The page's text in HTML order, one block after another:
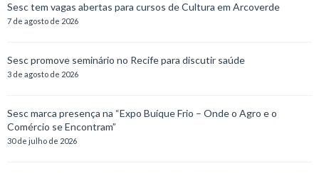
Sesc tem vagas abertas para cursos de Cultura em Arcoverde
7 de agosto de 2026
Sesc promove seminário no Recife para discutir saúde
3 de agosto de 2026
Sesc marca presença na “Expo Buíque Frio – Onde o Agro e o
Comércio se Encontram”
30 de julho de 2026